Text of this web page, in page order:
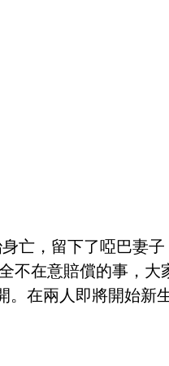
亡，留下了啞巴妻
不在意賠償的事，大
在兩人即將開始新